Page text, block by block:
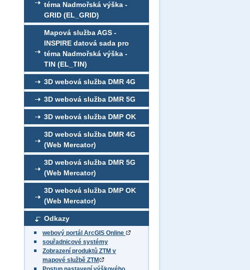
téma Nadmořská výška -
GRID (EL_GRID)
Mapová služba AGS -
INSPIRE datová sada pro
téma Nadmořská výška -
TIN (EL_TIN)
3D webová služba DMR 4G
3D webová služba DMR 5G
3D webová služba DMP OK
3D webová služba DMR 4G
(Web Mercator)
3D webová služba DMR 5G
(Web Mercator)
3D webová služba DMP OK
(Web Mercator)
Odkazy
webový portál ArcGIS Online
souřadnicové systémy
Zobrazení produktů ZTM v
mapové službě ZTM